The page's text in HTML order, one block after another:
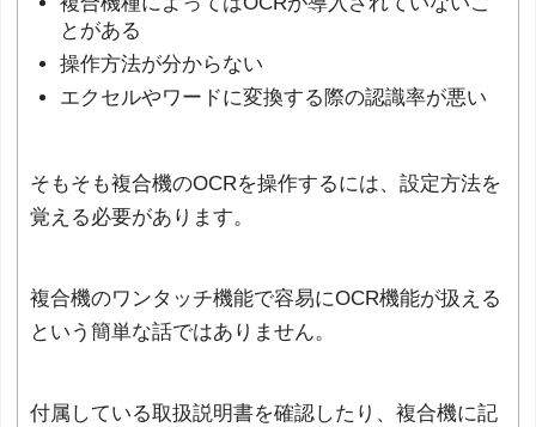
とがある
操作方法が分からない
エクセルやワードに変換する際の認識率が悪い
そもそも複合機のOCRを操作するには、設定方法を
覚える必要があります。
複合機のワンタッチ機能で容易にOCR機能が扱える
という簡単な話ではありません。
付属している取扱説明書を確認したり、複合機に記